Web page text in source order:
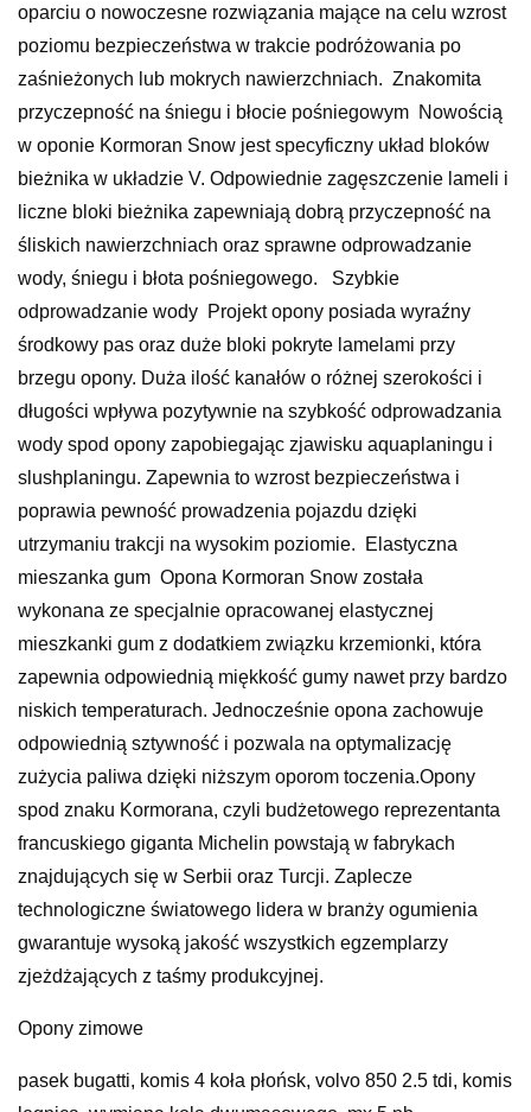
oparciu o nowoczesne rozwiązania mające na celu wzrost
poziomu bezpieczeństwa w trakcie podróżowania po
zaśnieżonych lub mokrych nawierzchniach. Znakomita
przyczepność na śniegu i błocie pośniegowym Nowością
w oponie Kormoran Snow jest specyficzny układ bloków
bieżnika w układzie V. Odpowiednie zagęszczenie lameli i
liczne bloki bieżnika zapewniają dobrą przyczepność na
śliskich nawierzchniach oraz sprawne odprowadzanie
wody, śniegu i błota pośniegowego. Szybkie
odprowadzanie wody Projekt opony posiada wyraźny
środkowy pas oraz duże bloki pokryte lamelami przy
brzegu opony. Duża ilość kanałów o różnej szerokości i
długości wpływa pozytywnie na szybkość odprowadzania
wody spod opony zapobiegając zjawisku aquaplaningu i
slushplaningu. Zapewnia to wzrost bezpieczeństwa i
poprawia pewność prowadzenia pojazdu dzięki
utrzymaniu trakcji na wysokim poziomie. Elastyczna
mieszanka gum Opona Kormoran Snow została
wykonana ze specjalnie opracowanej elastycznej
mieszkanki gum z dodatkiem związku krzemionki, która
zapewnia odpowiednią miękkość gumy nawet przy bardzo
niskich temperaturach. Jednocześnie opona zachowuje
odpowiednią sztywność i pozwala na optymalizację
zużycia paliwa dzięki niższym oporom toczenia.Opony
spod znaku Kormorana, czyli budżetowego reprezentanta
francuskiego giganta Michelin powstają w fabrykach
znajdujących się w Serbii oraz Turcji. Zaplecze
technologiczne światowego lidera w branży ogumienia
gwarantuje wysoką jakość wszystkich egzemplarzy
zjeżdżających z taśmy produkcyjnej.
Opony zimowe
pasek bugatti, komis 4 koła płońsk, volvo 850 2.5 tdi, komis